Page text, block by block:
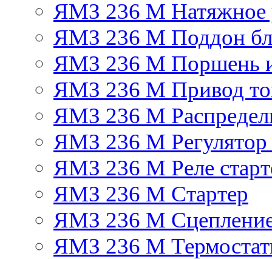
ЯМЗ 236 М Натяжное
ЯМЗ 236 М Поддон
ЯМЗ 236 М Поршень
ЯМЗ 236 М Привод
ЯМЗ 236 М
ЯМЗ 236 М Регулятор
ЯМЗ 236 М Реле
ЯМЗ 236 М Стартер
ЯМЗ 236 М
ЯМЗ 236 М